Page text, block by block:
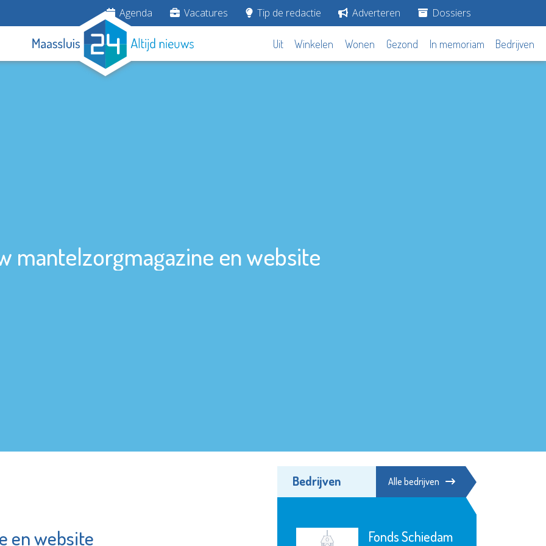
Agenda Vacatures Tip de redactie Adverteren Dossiers
Uit Winkelen Wonen Gezond In memoriam Bedrijven
mantelzorgmagazine en website
en website
Bedrijven Alle bedrijven
de
Fonds Schiedam